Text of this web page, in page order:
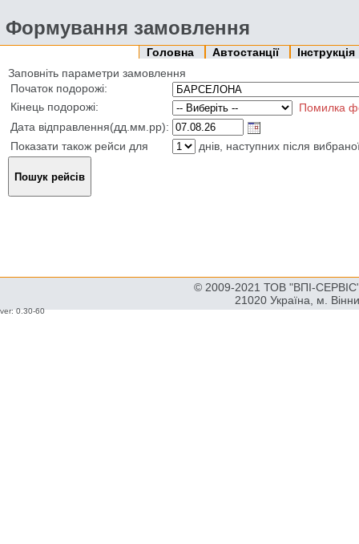
Формування замовлення
Головна Автостанції
Інструкція
Заповніть параметри замовлення
Початок подорожі:
Кінець подорожі:
Помилка
Дата відправлення(дд.мм.рр):
Показати також рейси для
днів, наступних після
© 2009-2021 ТОВ "ВПІ-
21020 Україна, м.
ver: 0.30-60